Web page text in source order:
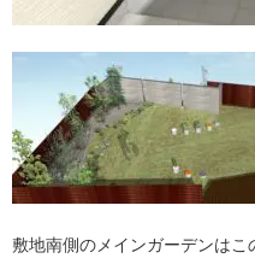
敷地南側のメインガーデンは